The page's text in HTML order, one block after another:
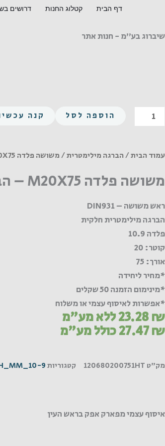
דף הבית קטלוג החנות דרושים
שיברוג בע"מ - חנות אתר
כמות
של
פלדה
-
חלקית
הוספה לסל קנה
עמוד הבית/הברגה מילימטרית/ משושה פלדה M20X75 – הברגה חלקית
משושה פלדה M20X75 – הברגה חלקית
ראש משושה – DIN931
הברגה מילימטרית חלקית
פלדה 10.9
קוטר: 20
אורך: 75
*מחיר ליחידה
*מינימום הזמנה 50 שקלים
*אפשרות לאיסוף עצמי או משלוח
23.28₪ ללא מע"מ
27.47₪ כולל מע"מ
מק"ט 120680200751HT קטגוריות9
איסוף עצמי מפארק אפק בראש העין